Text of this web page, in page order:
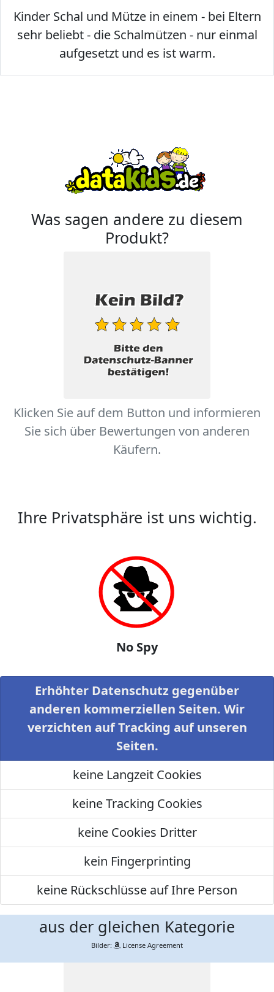
Kinder Schal und Mütze in einem - bei Eltern
sehr beliebt - die Schalmützen - nur einmal
aufgesetzt und es ist warm.
Was sagen andere zu diesem
Produkt?
Klicken Sie auf dem Button und informieren
Sie sich über Bewertungen von anderen
Käufern.
Ihre Privatsphäre ist uns wichtig.
No Spy
Erhöhter Datenschutz gegenüber
anderen kommerziellen Seiten. Wir
verzichten auf Tracking auf unseren
Seiten.
keine Langzeit Cookies
keine Tracking Cookies
keine Cookies Dritter
kein Fingerprinting
keine Rückschlüsse auf Ihre Person
aus der gleichen Kategorie
Bilder: License Agreement